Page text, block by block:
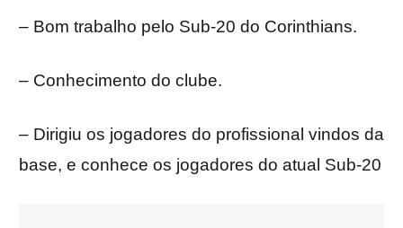
– Bom trabalho pelo Sub-20 do Corinthians.
– Conhecimento do clube.
– Dirigiu os jogadores do profissional vindos da
base, e conhece os jogadores do atual Sub-20